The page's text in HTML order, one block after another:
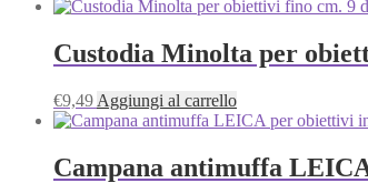
Custodia Minolta per
€9,49 Aggiungi al carrello
Campana antimuffa